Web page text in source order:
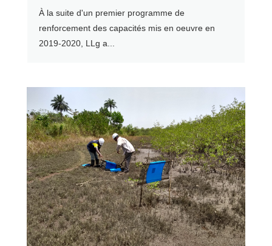
À la suite d'un premier programme de
renforcement des capacités mis en oeuvre en
2019-2020, LLg a...